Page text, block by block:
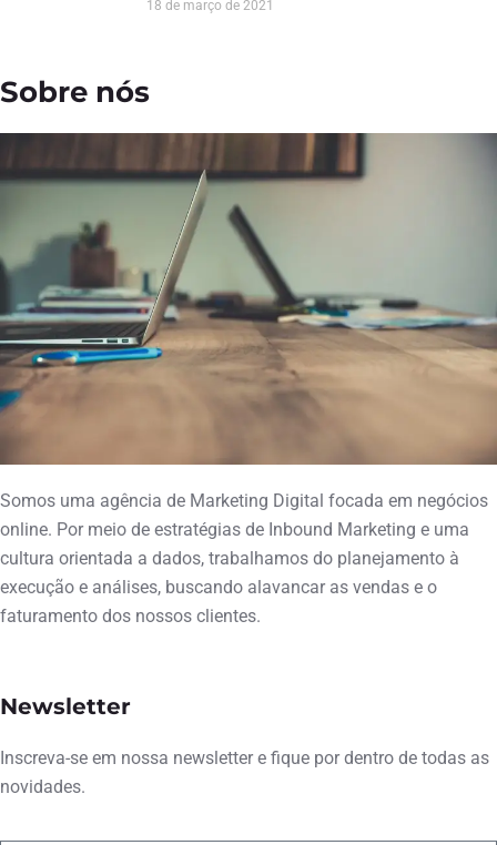
18 de março de 2021
Sobre nós
Somos uma agência de Marketing Digital focada em negócios
online. Por meio de estratégias de Inbound Marketing e uma
cultura orientada a dados, trabalhamos do planejamento à
execução e análises, buscando alavancar as vendas e o
faturamento dos nossos clientes.
Newsletter
Inscreva-se em nossa newsletter e fique por dentro de todas as
novidades.